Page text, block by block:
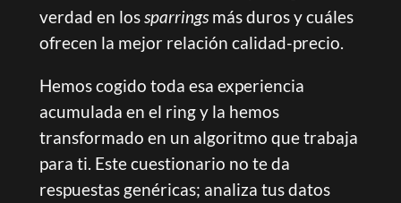
verdad en lossparringsmás duros y cuáles
ofrecen la mejor relación calidad-precio.
Hemos cogido toda esa experiencia
acumulada en el ring y la hemos
transformado en un algoritmo que trabaja
para ti. Este cuestionario no te da
respuestas genéricas; analiza tus datos